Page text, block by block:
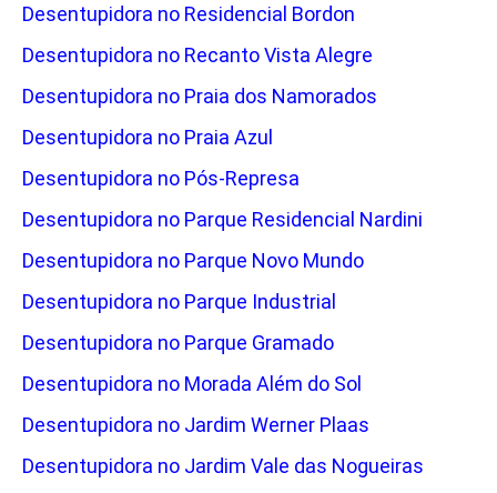
Desentupidora no Residencial Bordon
Desentupidora no Recanto Vista Alegre
Desentupidora no Praia dos Namorados
Desentupidora no Praia Azul
Desentupidora no Pós-Represa
Desentupidora no Parque Residencial Nardini
Desentupidora no Parque Novo Mundo
Desentupidora no Parque Industrial
Desentupidora no Parque Gramado
Desentupidora no Morada Além do Sol
Desentupidora no Jardim Werner Plaas
Desentupidora no Jardim Vale das Nogueiras